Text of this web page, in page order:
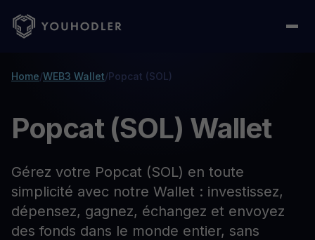
Home/WEB3 Wallet/Popcat (SOL)
Popcat (SOL) Wallet
Gérez votre Popcat (SOL) en toute
simplicité avec notre Wallet : investissez,
dépensez, gagnez, échangez et envoyez
des fonds dans le monde entier, sans